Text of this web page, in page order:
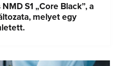
S1 „Core Black”, a
melyet egy